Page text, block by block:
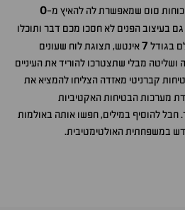
כוחות סוס שמאפשרת לה להאיץ מ-0
בעיצוב הפנים לא חסכו מכם דבר ותוכלו
בגודל 7אינטש, תצוגת לוח שעונים
ושליטה מבלי שתצטרכו להוריד את העיניים
קברניטי מאזדה הצליחו להמציא את
מערכות הבטיחות האקטיביות
חבל להוסיף במילים, חפשו אותה באולמות
במשפחתית האולטימטיבית.